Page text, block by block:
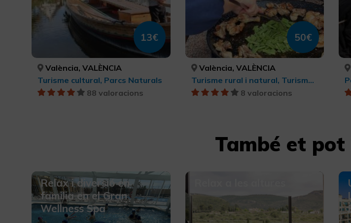
13€
València, VALÈNCIA
Turisme cultural, Parcs Naturals
88 valoracions
50€
València, VALÈNCIA
Turisme rural i natural, Turisme gastronòmic, Turisme cultural, Parcs Naturals
8 valoracions
També et
Relax i diversió en
familia en el Gran
Wellness Spa